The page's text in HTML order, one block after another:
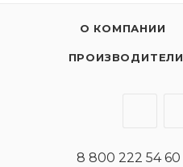
СПЕЦИФИКАЦИИ
О КОМПАНИИ
ПРОИЗВОДИТЕЛИ
8 800 222 54 60